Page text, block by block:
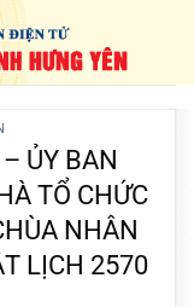
ỦY BAN
TỔ CHỨC
NHÂN
LỊCH 2570